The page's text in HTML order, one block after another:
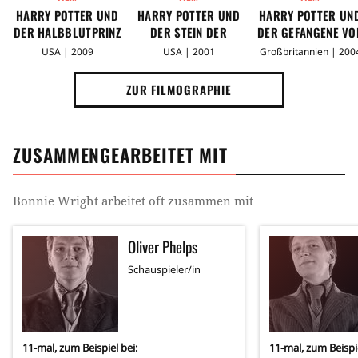
Namen Bon Bon Lumiere. (HZ)
HARRY POTTER UND
DER HALBBLUTPRINZ
USA | 2009
HARRY POTTER UND
DER STEIN DER
WEISEN
USA | 2001
HARRY POTTER
DER GEFANGENE
ASKABAN
Großbritannien |
ZUR FILMOGRAPHIE
ZUSAMMENGEARBEITET MIT
Bonnie Wright arbeitet oft zusammen mit
Oliver Phelps
Schauspieler/in
11-mal, zum Beispiel bei: 11-mal, zum